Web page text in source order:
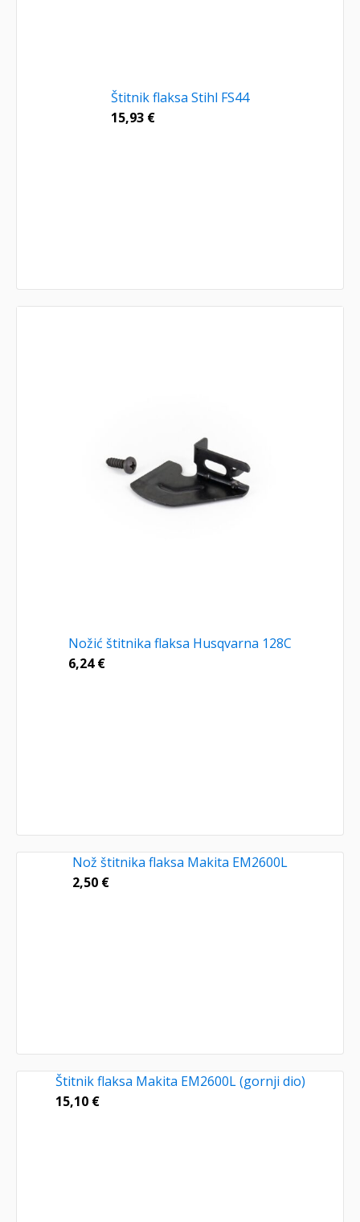
Štitnik flaksa Stihl FS44
15,93 €
Nožić štitnika flaksa Husqvarna 128C
6,24€
Nož štitnika flaksa Makita EM2600L
2,50 €
Štitnik flaksa Makita EM2600L (gornji dio)
15,10 €